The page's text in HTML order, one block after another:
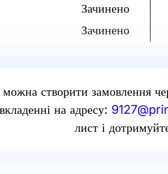
Зачинено
Зачинено
можна створити замовлення
на адресу:
лист і